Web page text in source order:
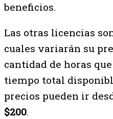
beneficios.
Las otras licencias
cuales variarán su
cantidad de horas
tiempo total
precios pueden ir
$200.